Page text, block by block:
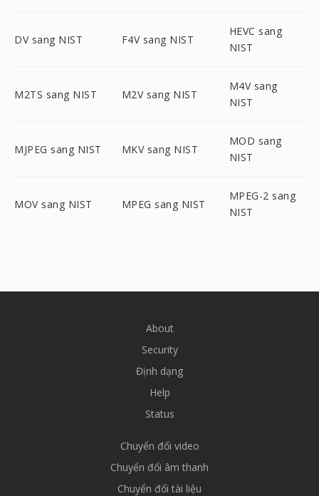
DV sang NIST F4V sang NIST
HEVC sang
NIST
M2TS sang NIST M2V sang NIST
M4V sang
NIST
MJPEG sang NIST MKV sang NIST
MOD sang
NIST
MOV sang NIST MPEG sang NIST
MPEG-2 sang
NIST
About
Security
Định dạng
Help
Status
Chuyển đổi video
Chuyển đổi âm thanh
Chuyển đổi tài liệu